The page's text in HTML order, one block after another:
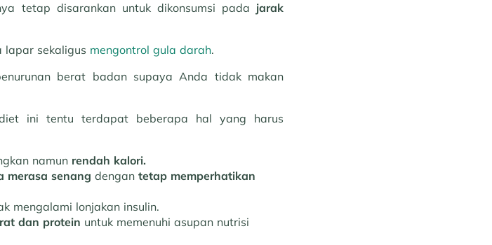
tetap disarankan untuk dikonsumsi pada jarak
lapar sekaligus mengontrol gula darah.
berat badan supaya Anda tidak makan
ini tentu terdapat beberapa hal yang harus
namun rendah kalori.
merasa senang dengan tetap memperhatikan
mengalami lonjakan insulin.
dan protein untuk memenuhi asupan nutrisi